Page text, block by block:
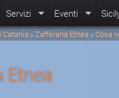
Servizi Eventi
Catania > Zafferana Etnea > Cosa
Etnea